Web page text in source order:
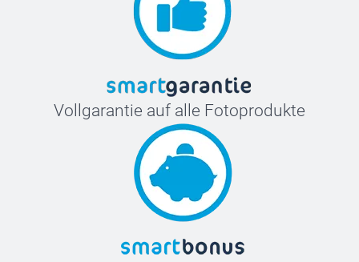
Vollgarantie auf alle Fotoprodukte